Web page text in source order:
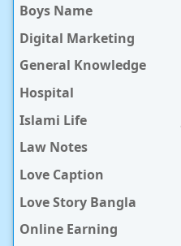
Boys Name
Digital Marketing
General Knowledge
Hospital
Islami Life
Law Notes
Love Caption
Love Story Bangla
Online Earning